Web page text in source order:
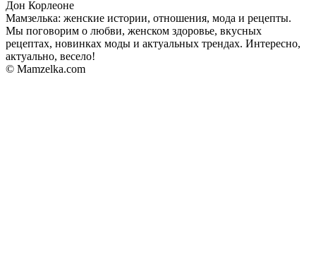
Дон Корлеоне
Мамзелька: женские истории, отношения, мода и рецепты.
Мы поговорим о любви, женском здоровье, вкусных
рецептах, новинках моды и актуальных трендах. Интересно,
актуально, весело!
© Mamzelka.com